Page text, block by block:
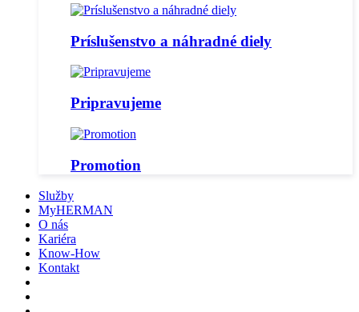
Príslušenstvo a náhradné diely
Pripravujeme
Promotion
Služby
MyHERMAN
O nás
Kariéra
Know-How
Kontakt